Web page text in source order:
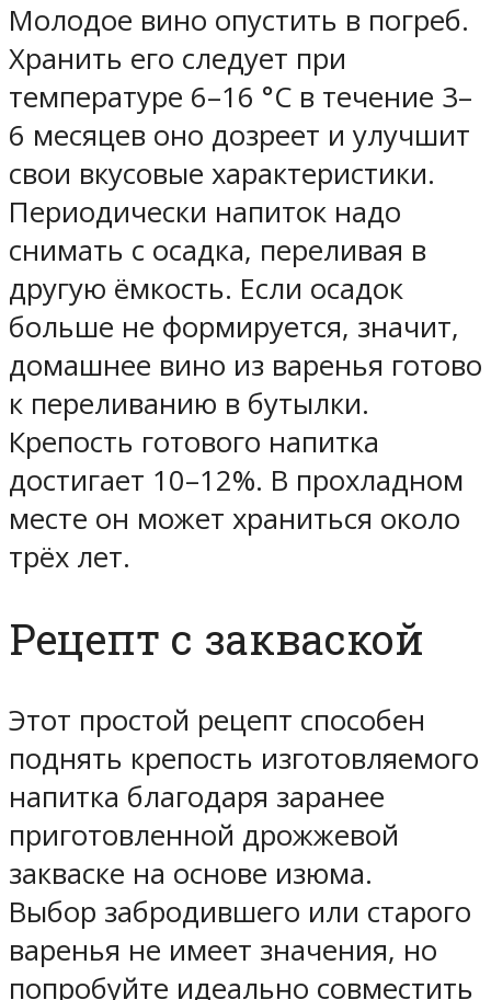
Молодое вино опустить в погреб.
Хранить его следует при
температуре 6–16 °C в течение 3–
6 месяцев оно дозреет и улучшит
свои вкусовые характеристики.
Периодически напиток надо
снимать с осадка, переливая в
другую ёмкость. Если осадок
больше не формируется, значит,
домашнее вино из варенья готово
к переливанию в бутылки.
Крепость готового напитка
достигает 10–12%. В прохладном
месте он может храниться около
трёх лет.
Рецепт с закваской
Этот простой рецепт способен
поднять крепость изготовляемого
напитка благодаря заранее
приготовленной дрожжевой
закваске на основе изюма.
Выбор забродившего или старого
варенья не имеет значения, но
попробуйте идеально совместить